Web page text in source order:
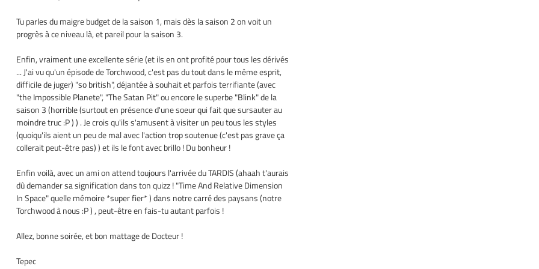
Tu parles du maigre budget de la saison 1, mais dès la saison 2 on voit un
progrès à ce niveau là, et pareil pour la saison 3.
Enfin, vraiment une excellente série (et ils en ont profité pour tous les dérivés
... J'ai vu qu'un épisode de Torchwood, c'est pas du tout dans le même esprit,
difficile de juger) "so british", déjantée à souhait et parfois terrifiante (avec
"the Impossible Planete", "The Satan Pit" ou encore le superbe "Blink" de la
saison 3 (horrible (surtout en présence d'une soeur qui fait que sursauter au
moindre truc :P ) ) . Je crois qu'ils s'amusent à visiter un peu tous les styles
(quoiqu'ils aient un peu de mal avec l'action trop soutenue (c'est pas grave ça
collerait peut-être pas) ) et ils le font avec brillo ! Du bonheur !
Enfin voilà, avec un ami on attend toujours l'arrivée du TARDIS (ahaah t'aurais
dû demander sa signification dans ton quizz ! "Time And Relative Dimension
In Space" quelle mémoire *super fier* ) dans notre carré des paysans (notre
Torchwood à nous :P ) , peut-être en fais-tu autant parfois !
Allez, bonne soirée, et bon mattage de Docteur !
Tepec